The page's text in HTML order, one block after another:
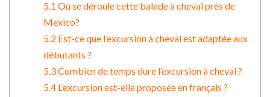
5.1 Où se déroule cette balade à cheval près de
Mexico?
5.2 Est-ce que l’excursion à cheval est adaptée aux
débutants ?
5.3 Combien de temps dure l’excursion à cheval ?
5.4 L’excursion est-elle proposée en français ?